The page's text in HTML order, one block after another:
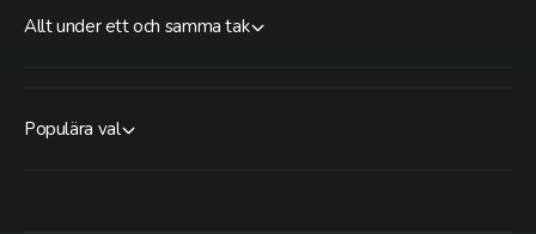
Allt under ett och samma tak
Populära val